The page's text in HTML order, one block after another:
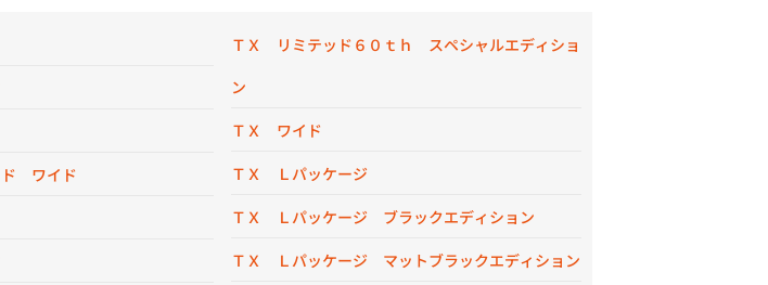
ワイド
ＴＸ リミテッド６０ｔｈ スペシャルエディショ
ン
ＴＸ ワイド
ＴＸ Ｌパッケージ
ＴＸ Ｌパッケージ ブラックエディション
ＴＸ Ｌパッケージ マットブラックエディション